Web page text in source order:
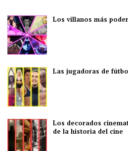
Los villanos más
Las jugadoras de
Los decorados
de la historia del cine